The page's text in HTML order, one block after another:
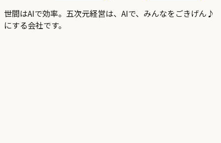
世間はAIで効率。五次元経営は、AIで、みんなをごきげん♪
にする会社です。